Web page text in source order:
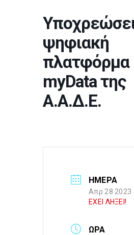
ψηφιακή
πλατφόρμα
myData της
Α.Α.Δ.Ε.
ΗΜΕΡΑ
Απρ 28 2023
ΕΧΕΙ ΛΗΞΕΙ!
ΩΡΑ